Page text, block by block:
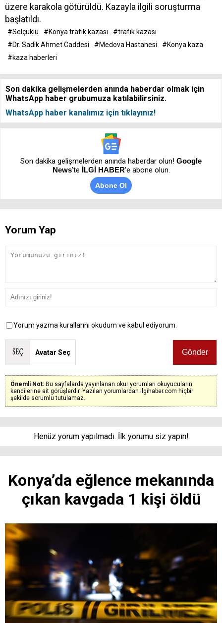
üzere karakola götürüldü. Kazayla ilgili soruşturma
başlatıldı.
#Selçuklu #Konya trafik kazası
#trafik kazası
#Dr. Sadık Ahmet Caddesi
#Medova Hastanesi
#Konya kaza
#kaza haberleri
Son dakika gelişmelerden anında haberdar olmak için
WhatsApp haber grubumuza katılabilirsiniz.
WhatsApp haber kanalımız için tıklayınız!
Son dakika gelişmelerden anında haberdar olun! Google
News’te İLGİ HABER'e abone olun.
Abone Ol
Yorum Yap
Yorum yazma kurallarını okudum ve kabul ediyorum.
Avatar Seç
Önemli Not: Bu sayfalarda yayınlanan okur yorumları okuyucuların
kendilerine ait görüşlerdir. Yazılan yorumlardan ilgihaber.com hiçbir
şekilde sorumlu tutulamaz.
Henüz yorum yapılmadı. İlk yorumu siz yapın!
Konya’da eğlence mekanında
çıkan kavgada 1 kişi öldü